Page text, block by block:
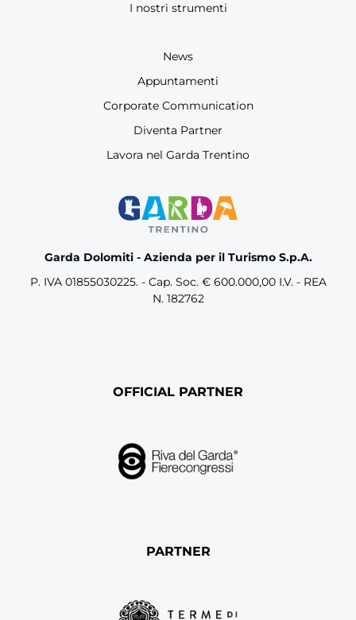
Garda Dolomiti - Azienda per il Turismo S.p.A.
P. IVA 01855030225. - Cap. Soc. € 600.000,00 I.V. - REA
N. 182762
I nostri strumenti
News
Appuntamenti
Corporate Communication
Diventa Partner
Lavora nel Garda Trentino
OFFICIAL PARTNER
PARTNER